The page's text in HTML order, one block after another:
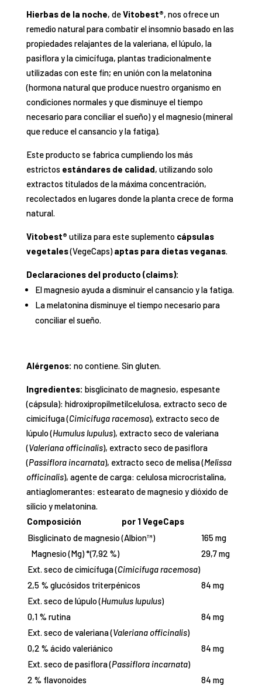
Hierbas de la noche, deVitobest®, nos ofrece un
remedio natural para combatir el insomnio basado en las
propiedades relajantes de la valeriana, el lúpulo, la
pasiflora y la cimicífuga, plantas tradicionalmente
utilizadas con este fin; en unión con la melatonina
(hormona natural que produce nuestro organismo en
condiciones normales y que disminuye el tiempo
necesario para conciliar el sueño) y el magnesio (mineral
que reduce el cansancio y la fatiga).
Este producto se fabrica cumpliendo los más
estrictos estándares de calidad, utilizando solo
extractos titulados de la máxima concentración,
recolectados en lugares donde la planta crece de forma
natural.
Vitobest® utiliza para este suplemento cápsulas
vegetales(VegeCaps)aptas para dietas veganas.
Declaraciones del producto (claims):
El magnesio ayuda a disminuir el cansancio y la fatiga.
La melatonina disminuye el tiempo necesario para
conciliar el sueño.
Alérgenos: no contiene. Sin gluten.
Ingredientes: bisglicinato de magnesio, espesante
(cápsula): hidroxipropilmetilcelulosa, extracto seco de
cimicífuga (Cimicifuga racemosa), extracto seco de
lúpulo (Humulus lupulus), extracto seco de valeriana
(Valeriana officinalis), extracto seco de pasiflora
(Passiflora incarnata), extracto seco de melisa (Melissa
officinalis), agente de carga: celulosa microcristalina,
antiaglomerantes: estearato de magnesio y dióxido de
silicio y melatonina.
Composición
por 1 VegeCaps
Bisglicinato de magnesio (Albion™)
165 mg
Magnesio (Mg) *(7,92 %)
29,7 mg
Ext. seco de cimicífuga (Cimicifuga racemosa)
2,5 % glucósidos triterpénicos
84 mg
Ext. seco de lúpulo (Humulus lupulus)
0,1 % rutina
84 mg
Ext. seco de valeriana (Valeriana officinalis)
0,2 % ácido valeriánico
84 mg
Ext. seco de pasiflora (Passiflora incarnata)
2 % flavonoides
84 mg